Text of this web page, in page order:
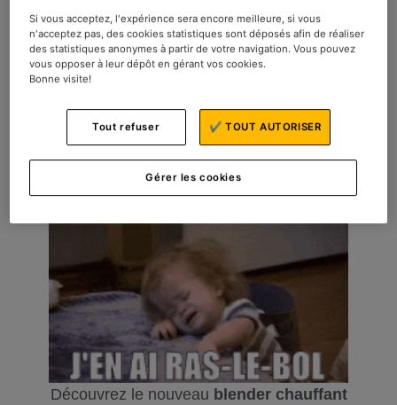
retrouvez dans tous nos
magasins et sur notre site
internet le dernier blender
chauffant de la marque Cosylife.
Vous en avez assez de votre blender qui n’est pas
assez grand, n’a pas assez de fonctions, n’est pas
assez pratique ?
Découvrez le nouveau blender chauffant
Si vous acceptez, l'expérience sera encore meilleure, si vous
n'acceptez pas, des cookies statistiques sont déposés afin de réaliser
des statistiques anonymes à partir de votre navigation. Vous pouvez
vous opposer à leur dépôt en gérant vos cookies.
Bonne visite!
Gérer les cookies
Tout refuser ✔ TOUT AUTORISER